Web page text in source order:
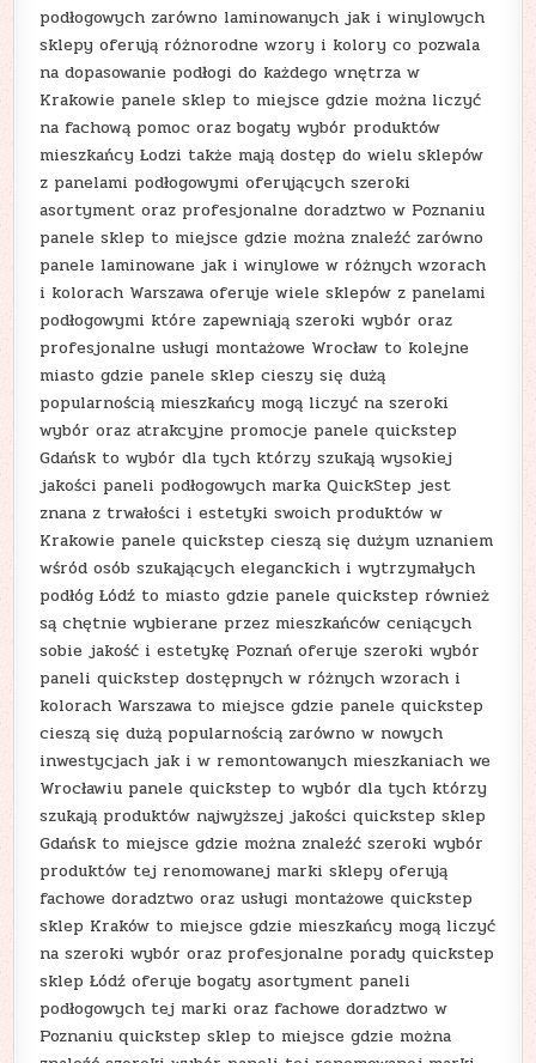
podłogowych zarówno laminowanych jak i winylowych
sklepy oferują różnorodne wzory i kolory co pozwala
na dopasowanie podłogi do każdego wnętrza w
Krakowie panele sklep to miejsce gdzie można liczyć
na fachową pomoc oraz bogaty wybór produktów
mieszkańcy Łodzi także mają dostęp do wielu sklepów
z panelami podłogowymi oferujących szeroki
asortyment oraz profesjonalne doradztwo w Poznaniu
panele sklep to miejsce gdzie można znaleźć zarówno
panele laminowane jak i winylowe w różnych wzorach
i kolorach Warszawa oferuje wiele sklepów z panelami
podłogowymi które zapewniają szeroki wybór oraz
profesjonalne usługi montażowe Wrocław to kolejne
miasto gdzie panele sklep cieszy się dużą
popularnością mieszkańcy mogą liczyć na szeroki
wybór oraz atrakcyjne promocje panele quickstep
Gdańsk to wybór dla tych którzy szukają wysokiej
jakości paneli podłogowych marka QuickStep jest
znana z trwałości i estetyki swoich produktów w
Krakowie panele quickstep cieszą się dużym uznaniem
wśród osób szukających eleganckich i wytrzymałych
podłóg Łódź to miasto gdzie panele quickstep również
są chętnie wybierane przez mieszkańców ceniących
sobie jakość i estetykę Poznań oferuje szeroki wybór
paneli quickstep dostępnych w różnych wzorach i
kolorach Warszawa to miejsce gdzie panele quickstep
cieszą się dużą popularnością zarówno w nowych
inwestycjach jak i w remontowanych mieszkaniach we
Wrocławiu panele quickstep to wybór dla tych którzy
szukają produktów najwyższej jakości quickstep sklep
Gdańsk to miejsce gdzie można znaleźć szeroki wybór
produktów tej renomowanej marki sklepy oferują
fachowe doradztwo oraz usługi montażowe quickstep
sklep Kraków to miejsce gdzie mieszkańcy mogą liczyć
na szeroki wybór oraz profesjonalne porady quickstep
sklep Łódź oferuje bogaty asortyment paneli
podłogowych tej marki oraz fachowe doradztwo w
Poznaniu quickstep sklep to miejsce gdzie można